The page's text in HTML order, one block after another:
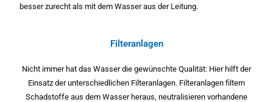
besser zurecht als mit dem Wasser aus der Leitung.
Filteranlagen
Nicht immer hat das Wasser die gewünschte Qualität: Hier hilft der
Einsatz der unterschiedlichen Filteranlagen. Filteranlagen filtern
Schadstoffe aus dem Wasser heraus, neutralisieren vorhandene